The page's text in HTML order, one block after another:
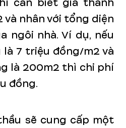
và nhân với tổng diện
ngôi nhà. Ví dụ, nếu
7 triệu đồng/m2 và
là 200m2 thì chi phí
đồng.
sẽ cung cấp một